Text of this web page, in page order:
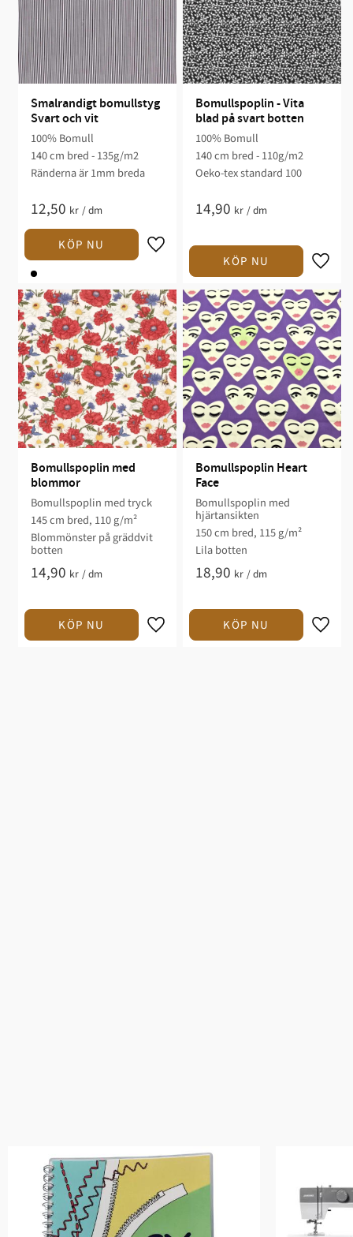
Smalrandigt bomullstyg
Svart och vit
100% Bomull
140 cm bred - 135g/m2
Ränderna är 1mm breda
12,50 kr /dm
Bomullspoplin - Vita
blad på svart botten
100% Bomull
140 cm bred - 110g/m2
Oeko-tex standard 100
14,90 kr /dm
Bomullspoplin med
blommor
Bomullspoplin med tryck
145 cm bred, 110 g/m²
Blommönster på gräddvit
botten
14,90 kr /dm
Bomullspoplin Heart
Face
Bomullspoplin med
hjärtansikten
150 cm bred, 115 g/m²
Lila botten
18,90 kr /dm